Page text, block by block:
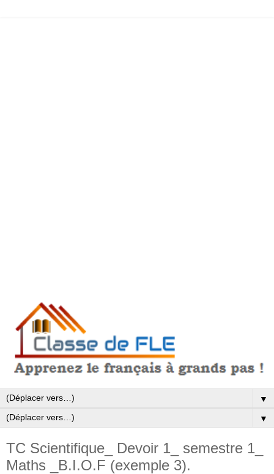
▼
▼
TC Scientifique_ Devoir 1_ semestre 1_
Maths _B.I.O.F (exemple 3).